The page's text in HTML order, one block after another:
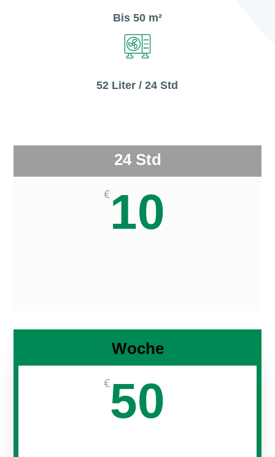
Bis 50 m²
52 Liter / 24 Std
24 Std
€ 10
Woche
€50